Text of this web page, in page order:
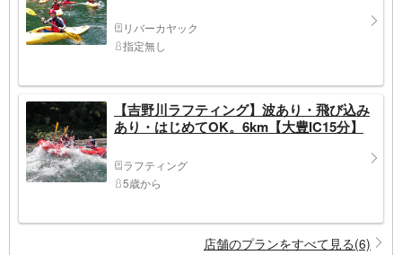
リバーカヤック
指定無し
【吉野川ラフティング】波あり・飛び込み
あり・はじめてOK。6km【大豊IC15分】
ラフティング
5歳から
店舗のプランをすべて見る(6)